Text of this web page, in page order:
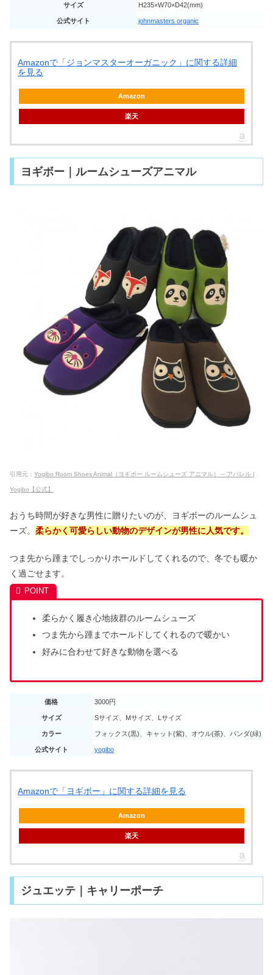
サイズ H235×W70×D42(mm)
公式サイト johnmasters organic
Amazonで「ジョンマスターオーガニック」に関する詳細
を見る
Amazon
楽天
ヨギボー｜ルームシューズアニマル
引用元： Yogibo Room Shoes Animal（ヨギボー ルームシューズ アニマル） – アパレル |
Yogibo【公式】
おうち時間が好きな男性に贈りたいのが、ヨギボーのルームシュ
ーズ。 柔らかく可愛らしい動物のデザインが男性に人気です。
つま先から踵までしっかりホールドしてくれるので、冬でも暖か
く過ごせます。
柔らかく履き心地抜群のルームシューズ
つま先から踵までホールドしてくれるので暖かい
好みに合わせて好きな動物を選べる
価格 3000円
サイズ Sサイズ、Mサイズ、Lサイズ
カラー フォックス(黒)、キャット(紫)、オウル(茶)、パンダ(緑)
公式サイト yogibo
Amazonで「ヨギボー」に関する詳細を見る
Amazon
楽天
ジュエッテ｜キャリーポーチ